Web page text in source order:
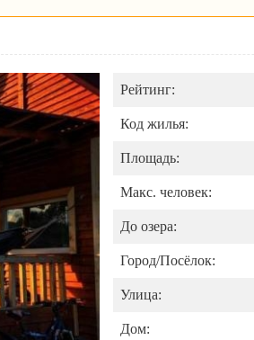
Рейтинг:
Код жилья:
Площадь:
Макс. человек:
До озера:
Город/Посёлок:
Улица:
Дом: